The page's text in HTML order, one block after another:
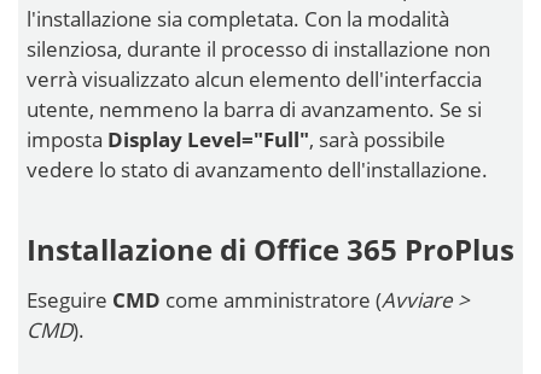
l'installazione sia completata. Con la modalità
silenziosa, durante il processo di installazione non
verrà visualizzato alcun elemento dell'interfaccia
utente, nemmeno la barra di avanzamento. Se si
imposta Display Level="Full", sarà possibile
vedere lo stato di avanzamento dell'installazione.
Installazione di Office 365 ProPlus
Eseguire CMD come amministratore (Avviare >
CMD).